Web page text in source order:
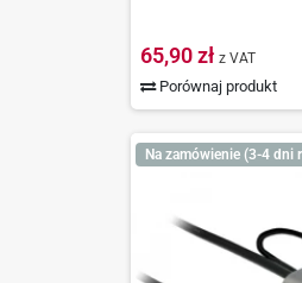
65,90 zł z VAT
Porównaj produkt
Na zamówienie (3-4 dni